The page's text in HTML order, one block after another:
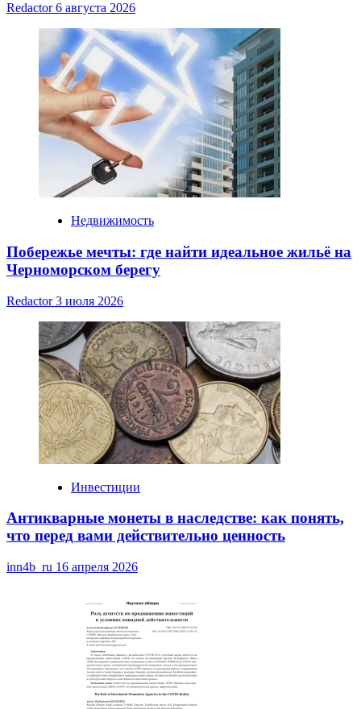
Redactor6 августа 2026
Недвижимость
Побережье мечты: где найти идеальное жильё на
Черноморском берегу
Redactor3 июля 2026
Инвестиции
Антикварные монеты в наследстве: как понять,
что перед вами действительно ценность
inn4b_ru 16 апреля 2026